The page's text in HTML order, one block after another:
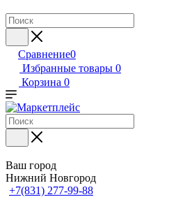
Сравнение0
Избранные товары 0
Корзина 0
Ваш город
Нижний Новгород
+7(831) 277-99-88